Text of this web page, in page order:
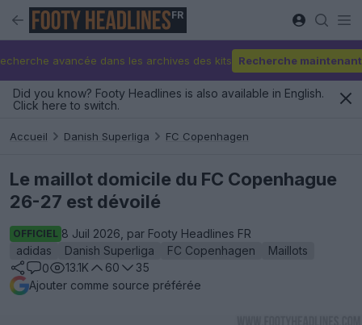
FR
avancée dans les archives des kits Recherche maintenant
Did you know? Footy Headlines is also available in English.
Click here to switch.
Accueil Danish Superliga FC Copenhagen
Le maillot domicile du FC Copenhague
26-27 est dévoilé
OFFICIEL 8 Juil 2026, par Footy Headlines FR
adidas
Danish Superliga FC Copenhagen
Maillots
0
13.1K 60
35
Ajouter comme source préférée